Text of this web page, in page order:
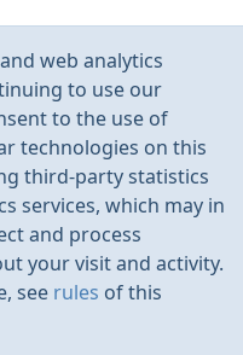
завалили(((
только
web analytics
to use our
to the use of
technologies on this
third-party statistics
services, which may in
and process
your visit and activity.
see rules of this